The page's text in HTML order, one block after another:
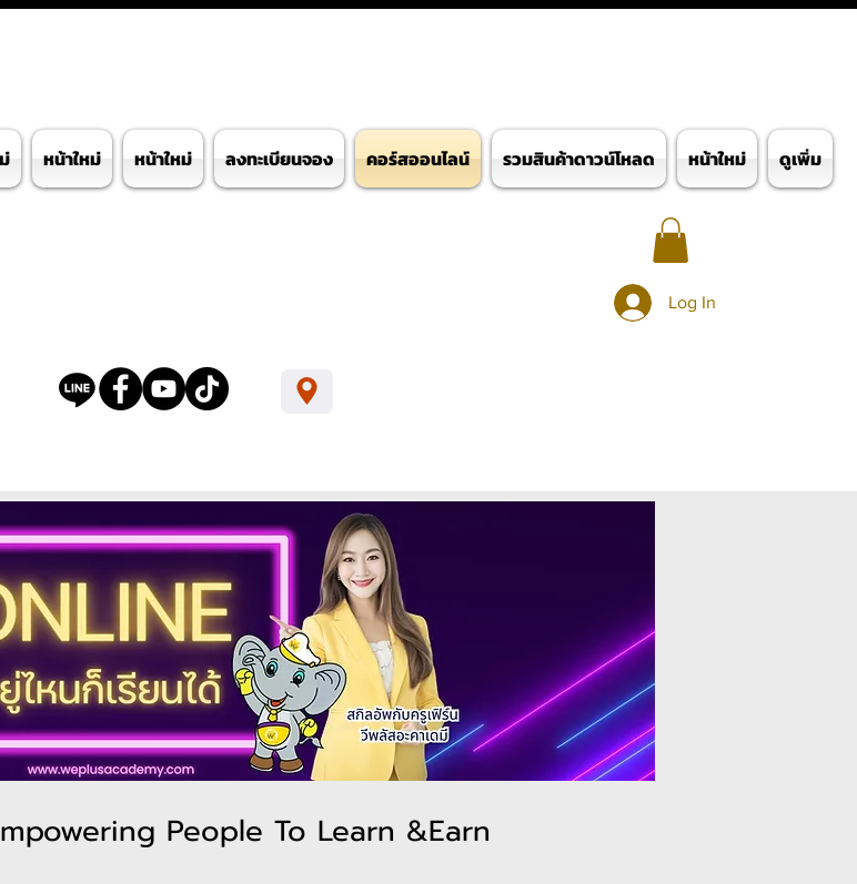
Log In
หน้าใหม่ หน้าใหม่ ลงทะเบียนจอง คอร์สออนไลน์ รวมสินค้าดาวน์โหลด หน้าใหม่ ดูเพิ่ม
People To Learn &Earn